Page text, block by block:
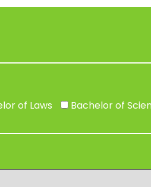
of Laws Bachelor of